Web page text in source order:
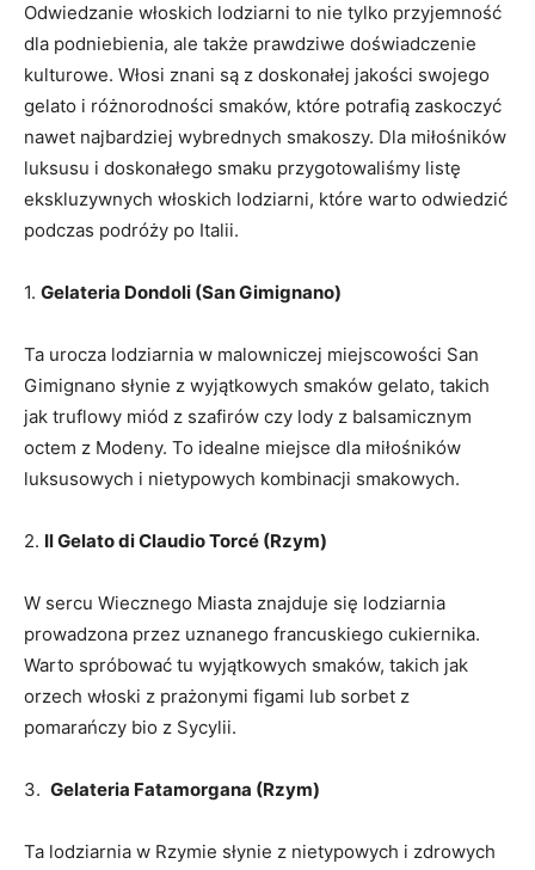
Odwiedzanie włoskich lodziarni to nie⁤ tylko ​przyjemność
dla podniebienia, ale także prawdziwe doświadczenie
kulturowe. Włosi znani są​ z doskonałej jakości swojego
gelato i różnorodności smaków, które potrafią zaskoczyć
nawet najbardziej wybrednych smakoszy. Dla ​miłośników
luksusu ⁣i doskonałego smaku przygotowaliśmy ‍listę‍
ekskluzywnych włoskich lodziarni, które warto​ odwiedzić
‌podczas podróży po Italii.
1. Gelateria Dondoli (San Gimignano)
Ta urocza lodziarnia w malowniczej miejscowości San
Gimignano słynie z wyjątkowych smaków gelato, takich⁣
jak truflowy ‍miód z szafirów czy lody z balsamicznym
octem z⁤ Modeny. To idealne ‌miejsce ‌dla miłośników
luksusowych‌ i nietypowych kombinacji smakowych.
2. Il Gelato di Claudio Torcé (Rzym)
W ‌sercu Wiecznego Miasta znajduje⁣ się lodziarnia
prowadzona przez‌ uznanego francuskiego cukiernika.
Warto spróbować tu wyjątkowych smaków, takich⁤ jak
orzech włoski⁤ z prażonymi‍ figami lub sorbet‌ z
pomarańczy bio z Sycylii.
3. ‌ Gelateria Fatamorgana (Rzym)
Ta lodziarnia ⁤w Rzymie ‌słynie z nietypowych i zdrowych‌